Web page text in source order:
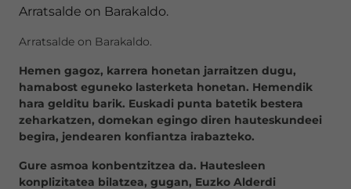
Arratsalde on Barakaldo.
Arratsalde on Barakaldo.
Hemen gagoz, karrera honetan jarraitzen dugu,
hamabost eguneko lasterketa honetan. Hemendik
hara gelditu barik. Euskadi punta batetik bestera
zeharkatzen, domekan egingo diren hauteskundeei
begira, jendearen konfiantza irabazteko.
Gure asmoa konbentzitzea da. Hautesleen
konplizitatea bilatzea, gugan, Euzko Alderdi